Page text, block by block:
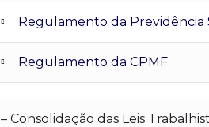
Regulamento da Previdência
Regulamento da CPMF
– Consolidação das Leis